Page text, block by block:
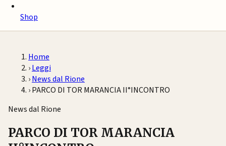
Shop
Home
›Leggi
›News dal Rione
›PARCO DI TOR MARANCIA II°INCONTRO
News dal Rione
PARCO DI TOR MARANCIA